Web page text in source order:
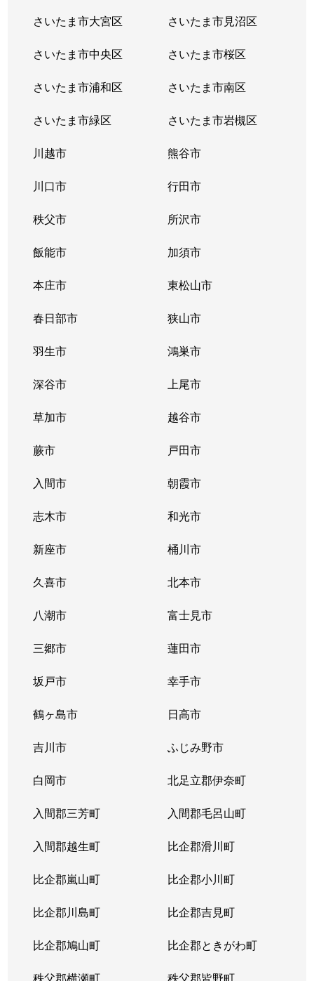
さいたま市大宮区 さいたま市見沼区
さいたま市中央区 さいたま市桜区
さいたま市浦和区 さいたま市南区
さいたま市緑区 さいたま市岩槻区
川越市 熊谷市
川口市 行田市
秩父市 所沢市
飯能市 加須市
本庄市 東松山市
春日部市 狭山市
羽生市 鴻巣市
深谷市 上尾市
草加市 越谷市
蕨市 戸田市
入間市 朝霞市
志木市 和光市
新座市 桶川市
久喜市 北本市
八潮市 富士見市
三郷市 蓮田市
坂戸市 幸手市
鶴ヶ島市 日高市
吉川市 ふじみ野市
白岡市 北足立郡伊奈町
入間郡三芳町 入間郡毛呂山町
入間郡越生町 比企郡滑川町
比企郡嵐山町 比企郡小川町
比企郡川島町 比企郡吉見町
比企郡鳩山町 比企郡ときがわ町
秩父郡横瀬町 秩父郡皆野町